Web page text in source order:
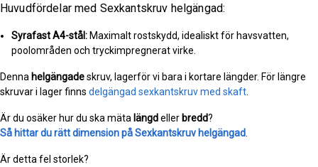
Huvudfördelar med Sexkantskruv helgängad:
Syrafast A4-stål: Maximalt rostskydd, idealiskt för havsvatten,
poolområden och tryckimpregnerat virke.
Denna helgängadeskruv, lagerför vi bara i kortare längder. För längre
skruvar i lager finns delgängad sexkantskruv med skaft
Är du osäker hur du ska mäta längdeller bredd?
Så hittar du rätt dimension på Sexkantskruv helgängad
Är detta fel storlek?